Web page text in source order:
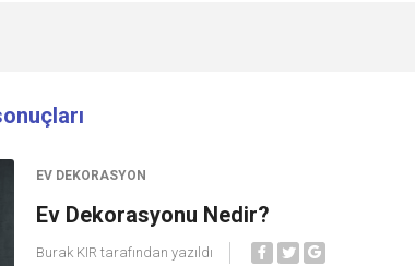
EV DEKORASYON
Ev Dekorasyonu Nedir?
Burak KIR tarafından yazıldı